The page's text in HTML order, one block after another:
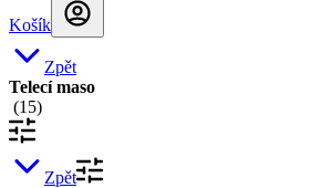
Košík
Zpět
Telecí maso
(15)
Zpět